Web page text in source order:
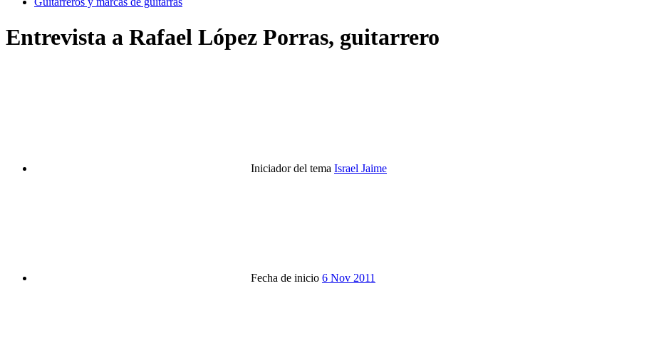
Entrevista a Rafael López Porras, guitarrero
Iniciador del tema Israel Jaime
Fecha de inicio 6 Nov 2011